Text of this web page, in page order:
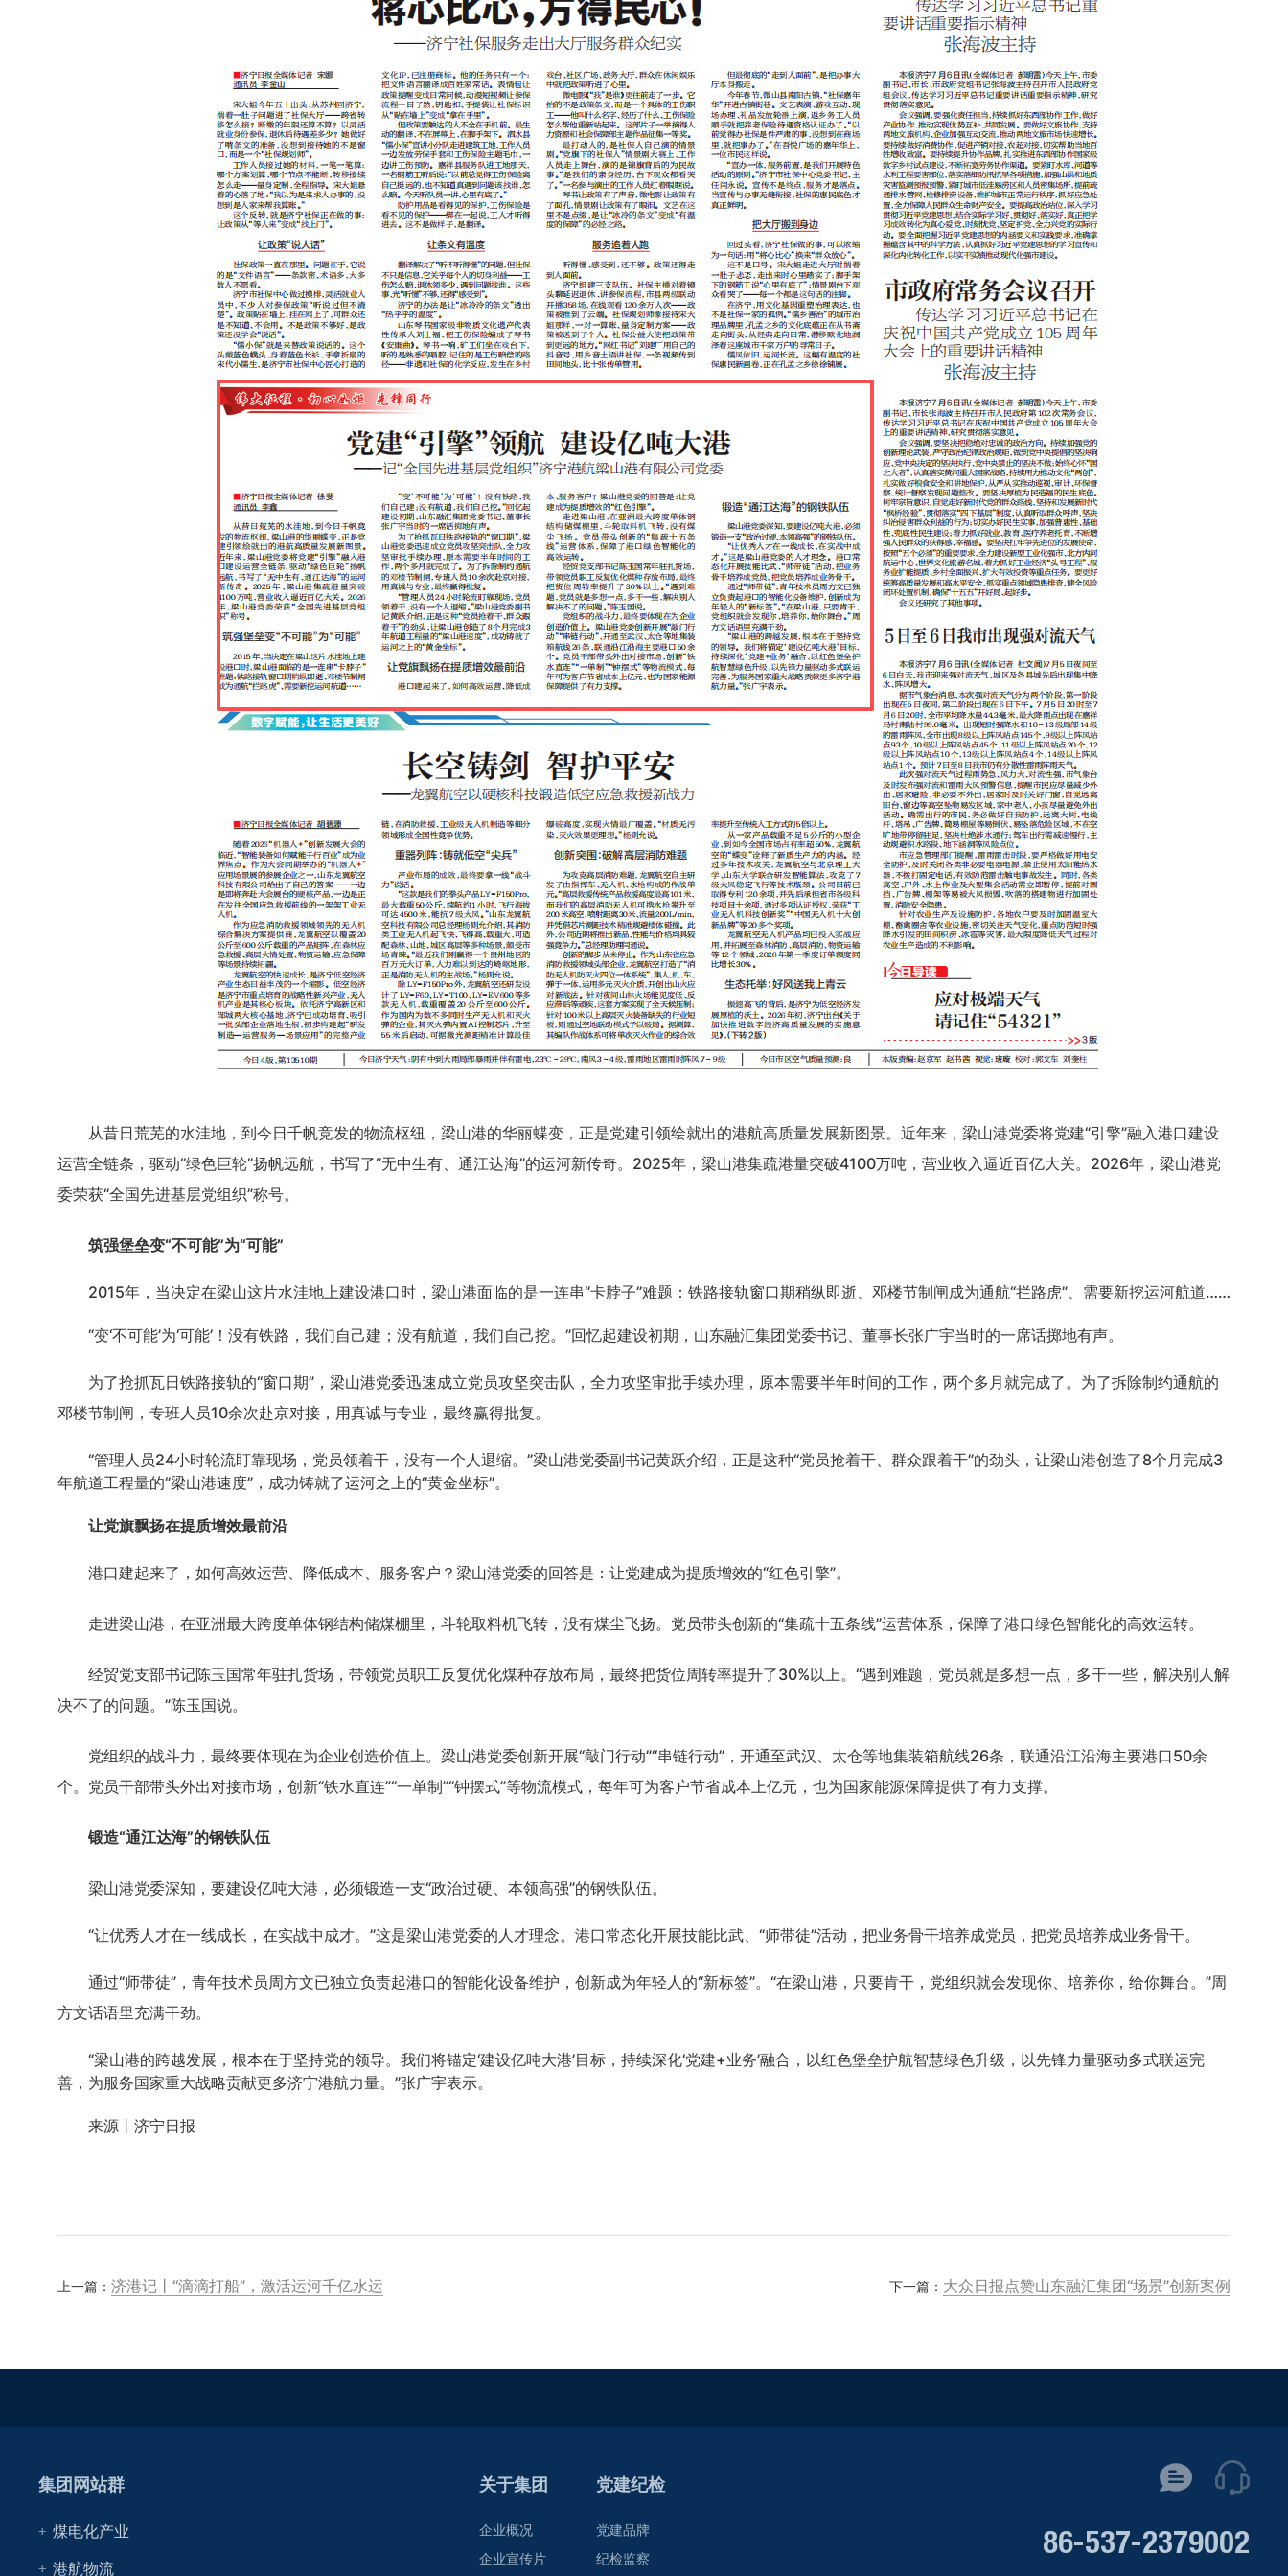
从昔日荒芜的水洼地，到今日千帆竞发的物流枢纽，梁山港的华丽蝶变，正是党建引领绘就出的港航高质量发展新图景。近年来，梁山港党委将党建“引擎”融入港口建设
运营全链条，驱动“绿色巨轮”扬帆远航，书写了“无中生有、通江达海”的运河新传奇。2025年，梁山港集疏港量突破4100万吨，营业收入逼近百亿大关。2026年，梁山港党
委荣获“全国先进基层党组织”称号。
筑强堡垒变“不可能”为“可能”
2015年，当决定在梁山这片水洼地上建设港口时，梁山港面临的是一连串“卡脖子”难题：铁路接轨窗口期稍纵即逝、邓楼节制闸成为通航“拦路虎”、需要新挖运河航道……
“变‘不可能’为‘可能’！没有铁路，我们自己建；没有航道，我们自己挖。”回忆起建设初期，山东融汇集团党委书记、董事长张广宇当时的一席话掷地有声。
为了抢抓瓦日铁路接轨的“窗口期”，梁山港党委迅速成立党员攻坚突击队，全力攻坚审批手续办理，原本需要半年时间的工作，两个多月就完成了。为了拆除制约通航的
邓楼节制闸，专班人员10余次赴京对接，用真诚与专业，最终赢得批复。
“管理人员24小时轮流盯靠现场，党员领着干，没有一个人退缩。”梁山港党委副书记黄跃介绍，正是这种“党员抢着干、群众跟着干”的劲头，让梁山港创造了8个月完成3
年航道工程量的“梁山港速度”，成功铸就了运河之上的“黄金坐标”。
让党旗飘扬在提质增效最前沿
港口建起来了，如何高效运营、降低成本、服务客户？梁山港党委的回答是：让党建成为提质增效的“红色引擎”。
走进梁山港，在亚洲最大跨度单体钢结构储煤棚里，斗轮取料机飞转，没有煤尘飞扬。党员带头创新的“集疏十五条线”运营体系，保障了港口绿色智能化的高效运转。
经贸党支部书记陈玉国常年驻扎货场，带领党员职工反复优化煤种存放布局，最终把货位周转率提升了30%以上。“遇到难题，党员就是多想一点，多干一些，解决别人解
决不了的问题。”陈玉国说。
党组织的战斗力，最终要体现在为企业创造价值上。梁山港党委创新开展“敲门行动”“串链行动”，开通至武汉、太仓等地集装箱航线26条，联通沿江沿海主要港口50余
个。党员干部带头外出对接市场，创新“铁水直连”“一单制”“钟摆式”等物流模式，每年可为客户节省成本上亿元，也为国家能源保障提供了有力支撑。
锻造“通江达海”的钢铁队伍
梁山港党委深知，要建设亿吨大港，必须锻造一支“政治过硬、本领高强”的钢铁队伍。
“让优秀人才在一线成长，在实战中成才。”这是梁山港党委的人才理念。港口常态化开展技能比武、“师带徒”活动，把业务骨干培养成党员，把党员培养成业务骨干。
通过“师带徒”，青年技术员周方文已独立负责起港口的智能化设备维护，创新成为年轻人的“新标签”。“在梁山港，只要肯干，党组织就会发现你、培养你，给你舞台。”周
方文话语里充满干劲。
“梁山港的跨越发展，根本在于坚持党的领导。我们将锚定‘建设亿吨大港’目标，持续深化‘党建+业务’融合，以红色堡垒护航智慧绿色升级，以先锋力量驱动多式联运完
善，为服务国家重大战略贡献更多济宁港航力量。”张广宇表示。
来源丨济宁日报
上一篇： 济港记丨“滴滴打船”，激活运河千亿水运 下一篇： 大众日报点赞山东融汇集团“场景”创新案例
集团网站群
煤电化产业
港航物流
关于集团
企业概况
企业宣传片
党建纪检
党建品牌
纪检监察
86-537-2379002